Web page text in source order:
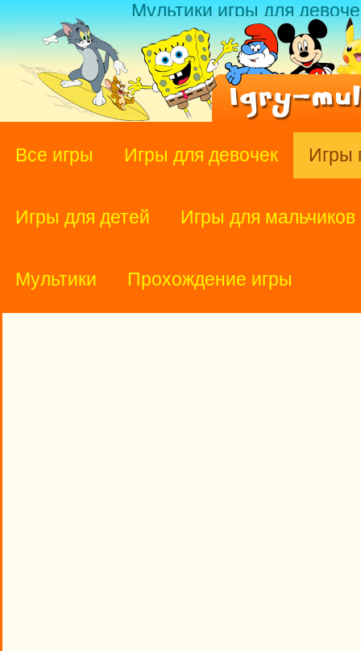
Мультики игры для
Все игры Игры для девочек Игры
Игры для детей Игры для мальчиков
Мультики Прохождение игры